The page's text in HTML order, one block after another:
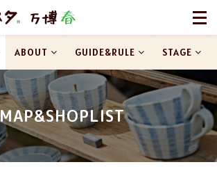
ABOUT GUIDE&RULE STAGE